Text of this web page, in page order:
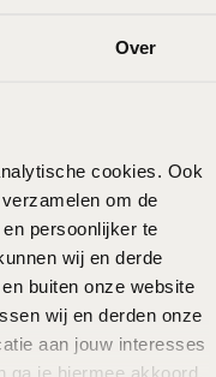
Over
cookies. Ook
om de
persoonlijker te
wij en derde
buiten onze website
wij en derden onze
aan jouw interesses
ga je hiermee akkoord.